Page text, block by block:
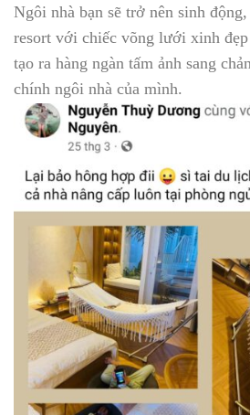
Ngôi nhà bạn sẽ trở nên sinh
resort với chiếc võng lưới xinh đẹp
tạo ra hàng ngàn tấm ảnh sang
chính ngôi nhà của mình.